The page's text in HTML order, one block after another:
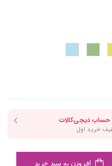
افزودن به سبد خرید